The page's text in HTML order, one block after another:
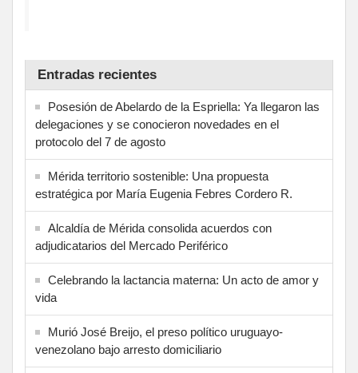
Entradas recientes
Posesión de Abelardo de la Espriella: Ya llegaron las
delegaciones y se conocieron novedades en el
protocolo del 7 de agosto
Mérida territorio sostenible: Una propuesta
estratégica por María Eugenia Febres Cordero R.
Alcaldía de Mérida consolida acuerdos con
adjudicatarios del Mercado Periférico
Celebrando la lactancia materna: Un acto de amor y
vida
Murió José Breijo, el preso político uruguayo-
venezolano bajo arresto domiciliario